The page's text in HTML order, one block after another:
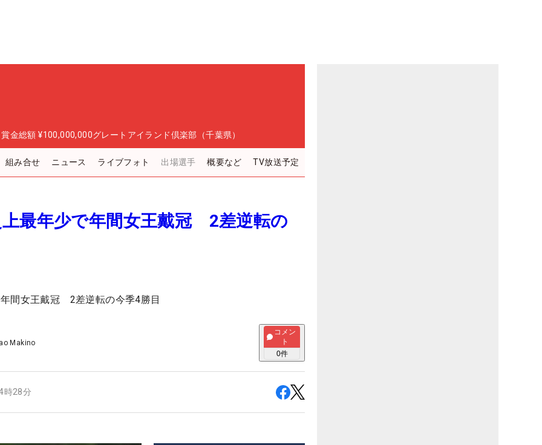
賞金総額 ¥100,000,000グレートアイランド倶楽部（千葉県）
組み合せ ニュース ライブフォト 出場選手 概要など TV放送予定
最年少で年間女王戴冠 2差逆転の
間女王戴冠 2差逆転の今季4勝目
Makino
コメン
ト
0件
時28分